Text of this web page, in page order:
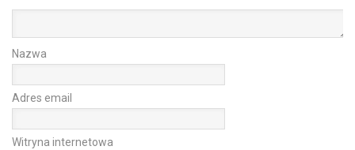
Nazwa
Adres email
Witryna internetowa